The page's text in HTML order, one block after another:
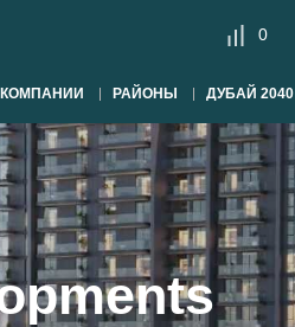
0
КОМПАНИИ РАЙОНЫ ДУБАЙ 2040